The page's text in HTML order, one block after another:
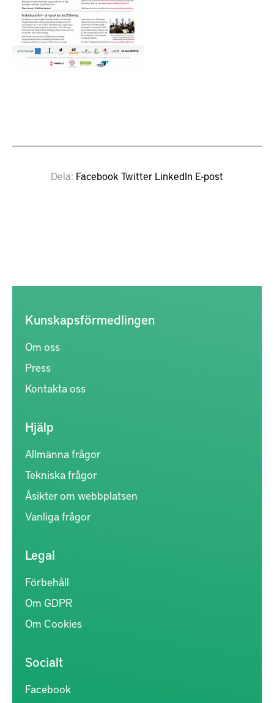
Dela Facebook Twitter LinkedIn E-post
Kunskapsförmedlingen
Om oss
Press
Kontakta oss
Hjälp
Allmänna frågor
Tekniska frågor
Åsikter om webbplatsen
Vanliga frågor
Legal
Förbehåll
Om GDPR
Om Cookies
Socialt
Facebook